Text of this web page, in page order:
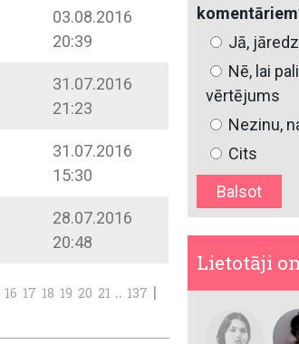
03.08.2016
20:39
31.07.2016
21:23
31.07.2016
15:30
28.07.2016
20:48
16 17 18 19 20 21 .. 137 |
Jā,
Nē, lai
vērtējums
Nezinu,
Cits
Lietotāji